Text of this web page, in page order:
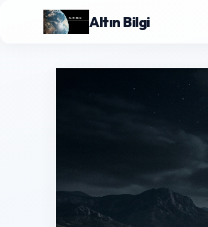
Altın Bilgi